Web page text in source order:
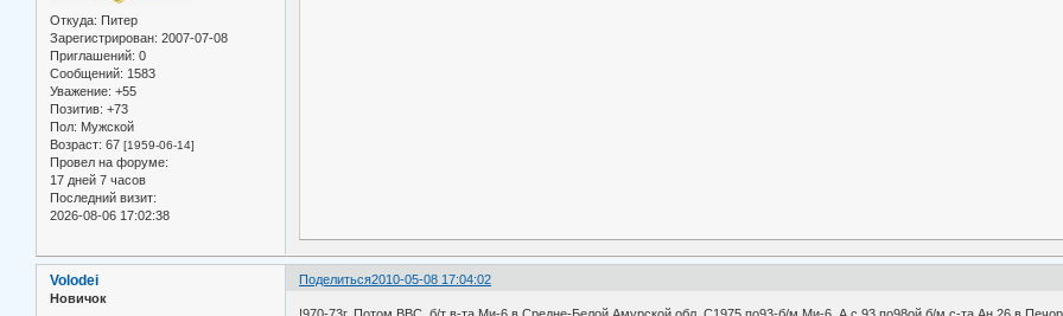
Откуда: Питер
Зарегистрирован: 2007-07-08
Приглашений: 0
Сообщений: 1583
Уважение: +55
Позитив: +73
Пол: Мужской
Возраст: 67 [1959-06-14]
Провел на форуме:
17 дней 7 часов
Последний визит:
2026-08-06 17:02:38
Поделиться2010-05-08 17:04:02
Volodei
Новичок